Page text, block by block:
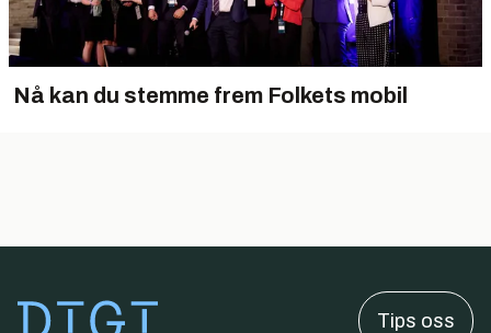
Nå kan du stemme frem Folkets mobil
Tips oss